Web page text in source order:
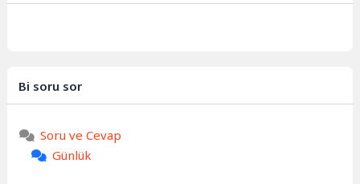
Bi soru sor
Soru ve Cevap
Günlük